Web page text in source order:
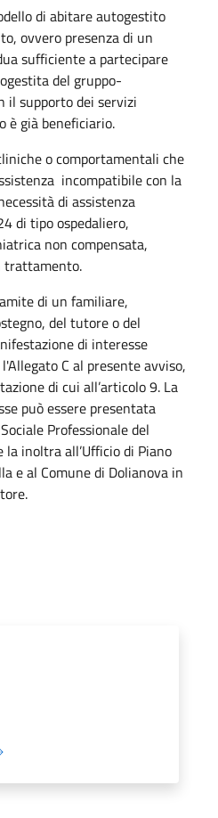
di abitare autogestito
ovvero presenza di un
sufficiente a partecipare
del gruppo-
il supporto dei servizi
è già beneficiario.
o comportamentali che
incompatibile con la
di assistenza
di tipo ospedaliero,
non compensata,
trattamento.
di un familiare,
del tutore o del
di interesse
C al presente avviso,
di cui all’articolo 9. La
può essere presentata
Professionale del
la inoltra all’Ufficio di Piano
e al Comune di Dolianova in